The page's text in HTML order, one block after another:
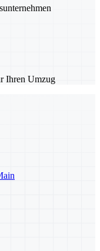
Ihren Umzug